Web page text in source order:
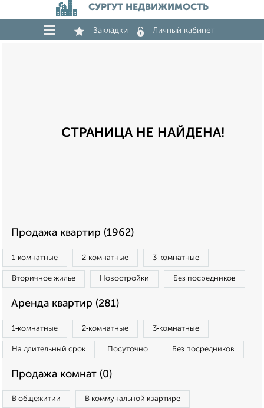
СУРГУТ НЕДВИЖИМОСТЬ
Закладки Личный кабинет
СТРАНИЦА НЕ НАЙДЕНА!
Продажа квартир (1962)
1‑комнатные 2‑комнатные 3‑комнатные
Вторичное жилье Новостройки Без посредников
Аренда квартир (281)
1‑комнатные 2‑комнатные 3‑комнатные
На длительный срок Посуточно Без посредников
Продажа комнат (0)
В общежитии В коммунальной квартире